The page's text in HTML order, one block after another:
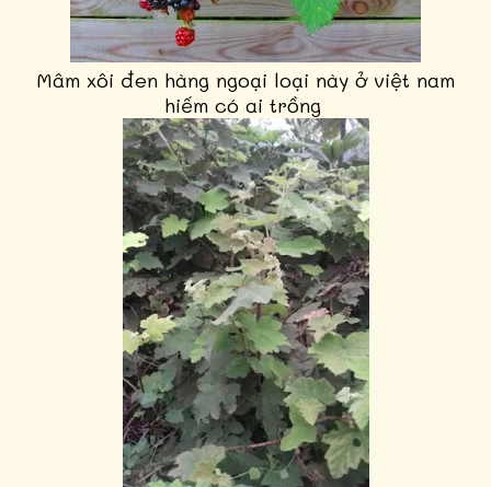
Mâm xôi đen hàng ngoại loại này ở việt nam
hiếm có ai trồng